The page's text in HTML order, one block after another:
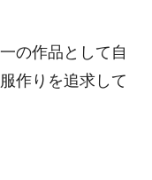
の作品として自
作りを追求して